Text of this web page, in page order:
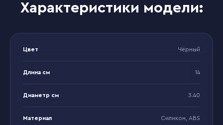
Характеристики модели:
Цвет Чёрный
Длина см 14
Диаметр см 3.40
Материал Силикон, ABS